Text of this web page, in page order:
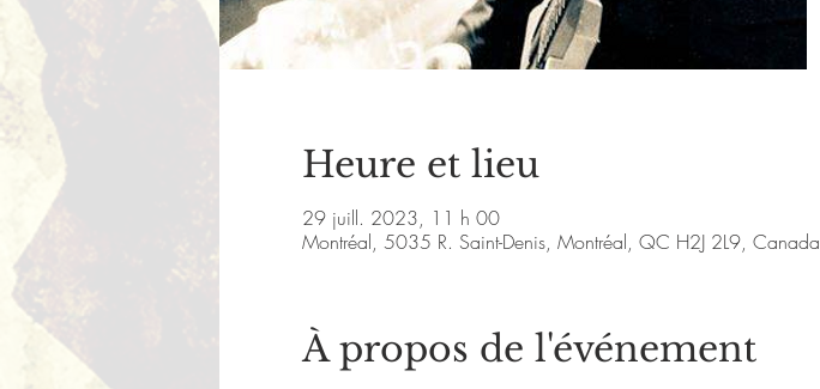
Heure et lieu
29 juill. 2023, 11 h 00
Montréal, 5035 R. Saint-Denis, Montréal, QC H2J 2L9, Canada
À propos de l'événement